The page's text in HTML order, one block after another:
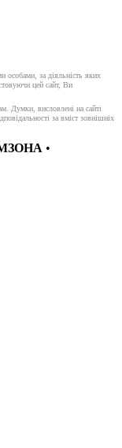
особами, за діяльність яких
цей сайт, Ви
Думки, висловлені на сайті
за вміст зовнішніх
•